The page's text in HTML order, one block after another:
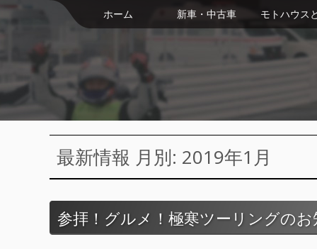
ホーム 新車・中古車 モトハウス
最新情報 月別: 2019年1月
参拝！グルメ！極寒ツーリングの